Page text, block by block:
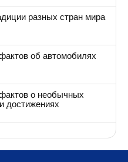
разных стран мира
об автомобилях
о необычных
достижениях